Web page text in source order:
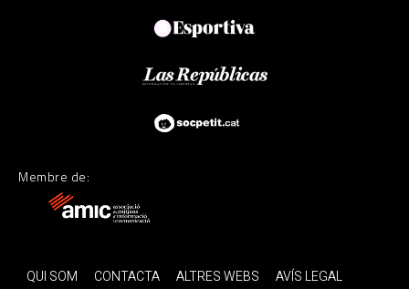
Membre de:
QUI SOM CONTACTA ALTRES WEBS AVÍS LEGAL